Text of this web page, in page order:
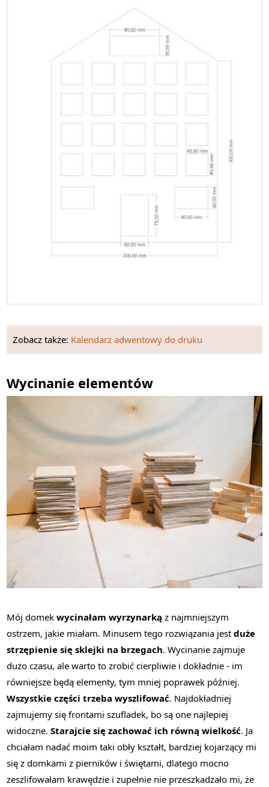
Zobacz także: Kalendarz adwentowy do druku
Wycinanie elementów
Mój domekwycinałam wyrzynarką z najmniejszym
ostrzem, jakie miałam. Minusem tego rozwiązania jestduże
strzępienie się sklejki na brzegach. Wycinanie zajmuje
dużo czasu, ale warto to zrobić cierpliwie i dokładnie - im
równiejsze będą elementy, tym mniej poprawek później.
Wszystkie części trzeba wyszlifować. Najdokładniej
zajmujemy się frontami szufladek, bo są one najlepiej
widoczne.Starajcie się zachować ich równą wielkość. Ja
chciałam nadać moim taki obły kształt, bardziej kojarzący mi
się z domkami z pierników i świętami, dlatego mocno
zeszlifowałam krawędzie i zupełnie nie przeszkadzało mi, że